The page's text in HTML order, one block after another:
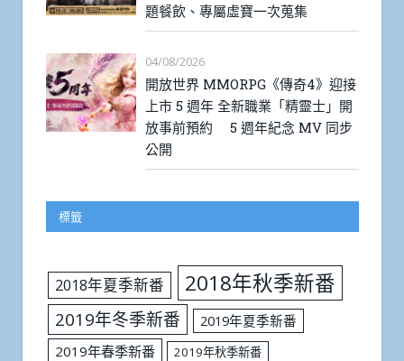
題餐飲、專屬虛寶一次蒐集
04/08/2026
開放世界 MMORPG《傳奇4》迎接
上市 5 週年 全新職業「精靈士」開
放事前預約 5 週年紀念 MV 同步
公開
標籤
2018年夏季新番 2018年秋季新番
2019年冬季新番
2019年夏季新番
2019年春季新番
2019年秋季新番